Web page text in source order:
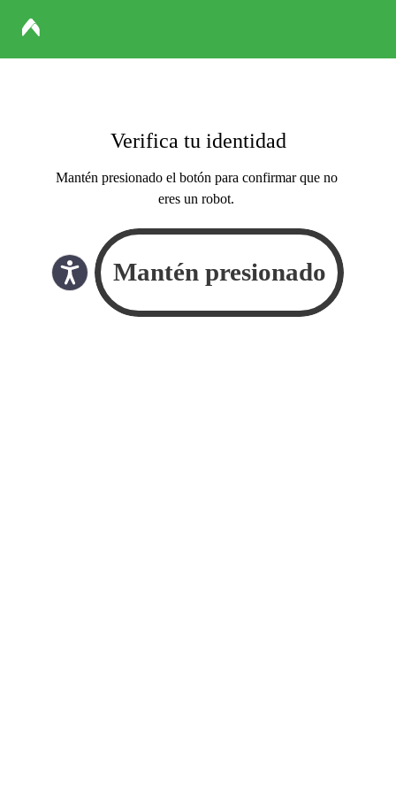
Verifica tu identidad
Mantén presionado el botón para confirmar que no
eres un robot.